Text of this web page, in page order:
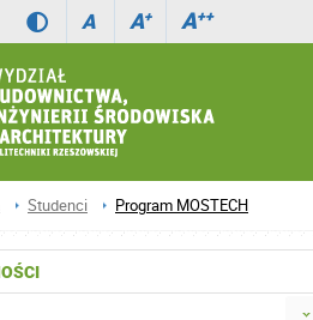
A A+ A++
Studenci Program MOSTECH